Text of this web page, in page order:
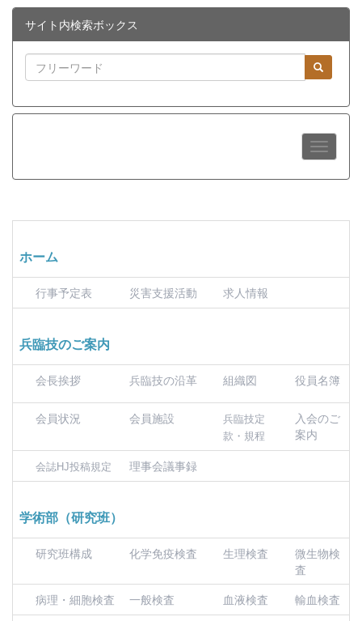
サイト内検索ボックス
ホーム
行事予定表 災害支援活動 求人情報
兵臨技のご案内
会長挨拶 兵臨技の沿革 組織図 役員名簿
会員状況 会員施設
兵臨技定
款・規程
入会のご
案内
会誌HJ投稿規定 理事会議事録
学術部（研究班）
研究班構成 化学免疫検査 生理検査
微生物検
査
病理・細胞検査
一般検査 血液検査
輸血検査